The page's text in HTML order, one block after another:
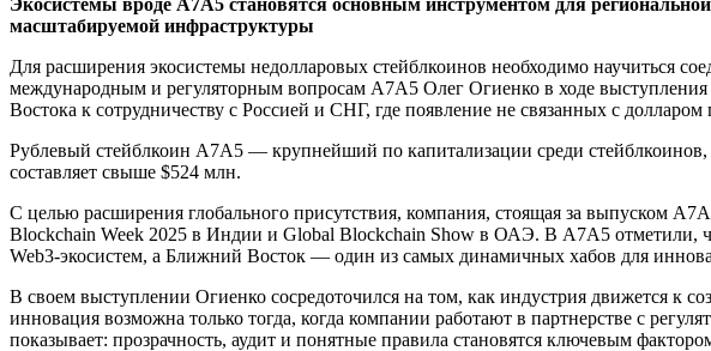
масштабируемой инфраструктуры
Для расширения экосистемы недолларовых стейблкоинов необходимо научиться
международным и регуляторным вопросам A7A5 Олег Огиенко в ходе
Востока к сотрудничеству с Россией и СНГ, где появление не связанных с
Рублевый стейблкоин А7А5 — крупнейший по капитализации среди
составляет свыше $524 млн.
С целью расширения глобального присутствия, компания, стоящая за выпуском
Blockchain Week 2025 в Индии и Global Blockchain Show в ОАЭ. В A7A5 отметили,
Web3-экосистем, а Ближний Восток — один из самых динамичных хабов для
В своем выступлении Огиенко сосредоточился на том, как индустрия движется к
инновация возможна только тогда, когда компании работают в партнерстве с
показывает: прозрачность, аудит и понятные правила становятся ключевым